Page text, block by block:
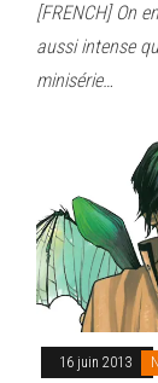
[FRENCH] On
aussi intense
minisérie…
16 juin 2013